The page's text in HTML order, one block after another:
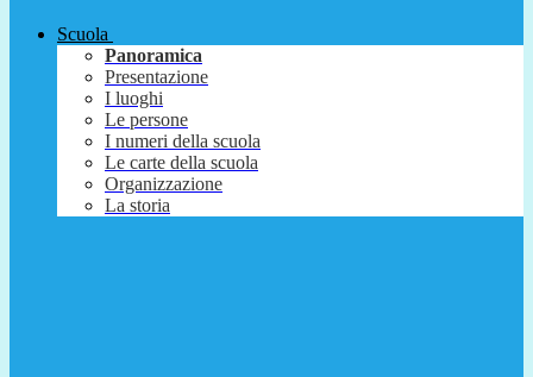
Scuola
Panoramica
Presentazione
I luoghi
Le persone
I numeri della scuola
Le carte della scuola
Organizzazione
La storia